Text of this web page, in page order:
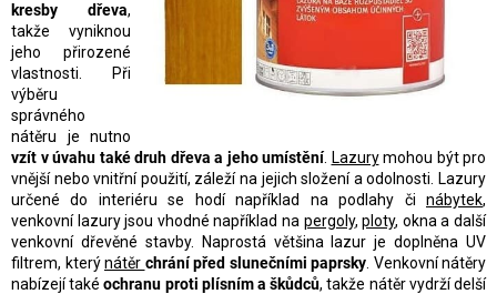
kresby dřeva,
takže vyniknou
jeho přirozené
vlastnosti. Při
výběru
správného
nátěru je nutno
vzít v úvahu také druh dřeva a jeho umístění. Lazurymohou být pro
vnější nebo vnitřní použití, záleží na jejich složení a odolnosti. Lazury
určené do interiéru se hodí například na podlahy či nábytek,
venkovní lazury jsou vhodné například na pergoly,ploty, okna a další
venkovní dřevěné stavby. Naprostá většina lazur je doplněna UV
filtrem, kterýnátěr chrání před slunečními paprsky. Venkovní nátěry
nabízejí takéochranu proti plísním a škůdců, takže nátěr vydrží delší